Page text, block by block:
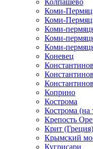
Колпашево
Коми-
Коми-
Коми-
Коми-
Коми-
Коневец
Коприно
Кострома
Кострома
Крепость
Крит (Греция)
Крымский
Кугрисари